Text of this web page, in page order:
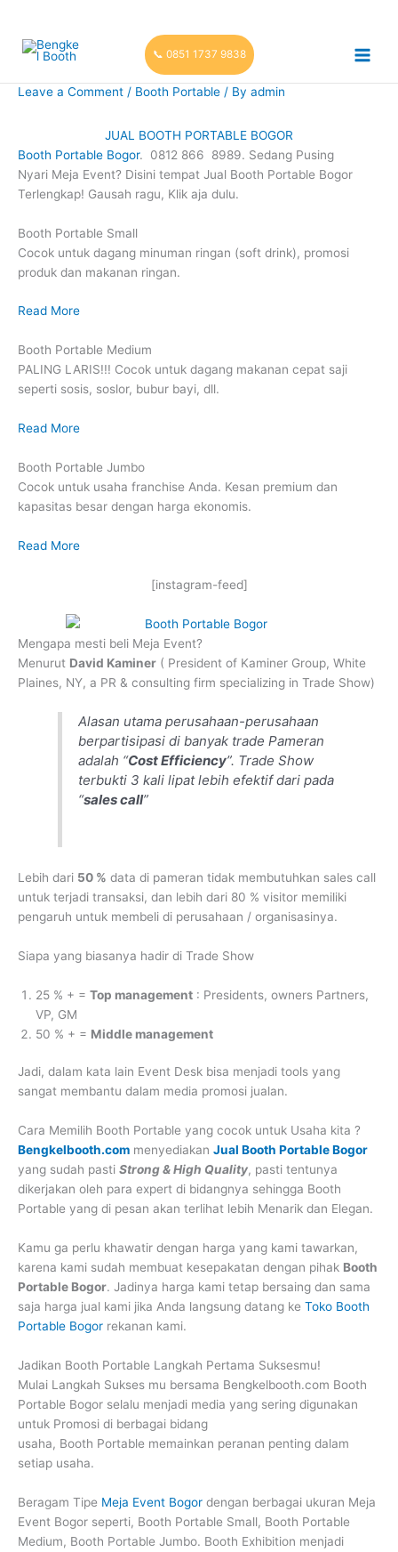
content
📞 0851 1737 9838
Leave a Comment / Booth Portable / By admin
JUAL BOOTH PORTABLE BOGOR
Booth Portable Bogor. 0812 866 8989. Sedang Pusing
Nyari Meja Event? Disini tempat Jual Booth Portable Bogor
Terlengkap! Gausah ragu, Klik aja dulu.
Booth Portable Small
Cocok untuk dagang minuman ringan (soft drink), promosi
produk dan makanan ringan.
Read More
Booth Portable Medium
PALING LARIS!!! Cocok untuk dagang makanan cepat saji
seperti sosis, soslor, bubur bayi, dll.
Read More
Booth Portable Jumbo
Cocok untuk usaha franchise Anda. Kesan premium dan
kapasitas besar dengan harga ekonomis.
Read More
[instagram-feed]
Mengapa mesti beli Meja Event?
Menurut David Kaminer ( President of Kaminer Group, White
Plaines, NY, a PR & consulting firm specializing in Trade Show)
Alasan utama perusahaan-perusahaan
berpartisipasi di banyak trade Pameran
adalah “Cost Efficiency”. Trade Show
terbukti 3 kali lipat lebih efektif dari pada
“sales call”
Lebih dari 50 % data di pameran tidak membutuhkan sales call
untuk terjadi transaksi, dan lebih dari 80 % visitor memiliki
pengaruh untuk membeli di perusahaan / organisasinya.
Siapa yang biasanya hadir di Trade Show
25 % + = Top management : Presidents, owners Partners,
VP, GM
50 % + = Middle management
Jadi, dalam kata lain Event Desk bisa menjadi tools yang
sangat membantu dalam media promosi jualan.
Cara Memilih Booth Portable yang cocok untuk Usaha kita ?
Bengkelbooth.com menyediakan Jual Booth Portable Bogor
yang sudah pasti Strong & High Quality, pasti tentunya
dikerjakan oleh para expert di bidangnya sehingga Booth
Portable yang di pesan akan terlihat lebih Menarik dan Elegan.
Kamu ga perlu khawatir dengan harga yang kami tawarkan,
karena kami sudah membuat kesepakatan dengan pihak Booth
Portable Bogor. Jadinya harga kami tetap bersaing dan sama
saja harga jual kami jika Anda langsung datang ke Toko Booth
Portable Bogor rekanan kami.
Jadikan Booth Portable Langkah Pertama Suksesmu!
Mulai Langkah Sukses mu bersama Bengkelbooth.com Booth
Portable Bogor selalu menjadi media yang sering digunakan
untuk Promosi di berbagai bidang
usaha, Booth Portable memainkan peranan penting dalam
setiap usaha.
Beragam Tipe Meja Event Bogor dengan berbagai ukuran Meja
Event Bogor seperti, Booth Portable Small, Booth Portable
Medium, Booth Portable Jumbo. Booth Exhibition menjadi